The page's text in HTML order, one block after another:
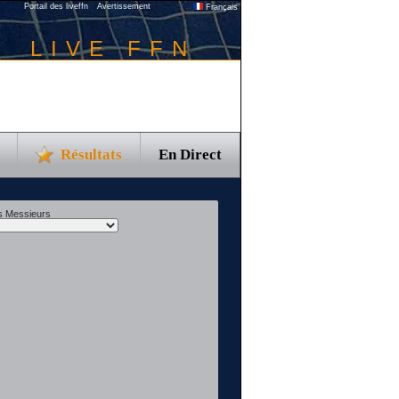
Portail des liveffn Avertissement Français
LIVE FFN
Résultats En Direct
Messieurs